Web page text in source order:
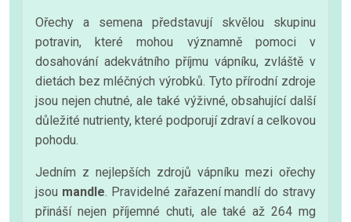
Ořechy a semena představují skvělou skupinu
potravin, které mohou významně pomoci v
dosahování adekvátního příjmu vápníku, zvláště v
dietách bez mléčných výrobků. Tyto přírodní zdroje
jsou nejen chutné, ale také výživné, obsahující další
důležité nutrienty, které podporují zdraví a celkovou
pohodu.
Jedním z nejlepších zdrojů vápníku mezi ořechy
jsou mandle. Pravidelné zařazení mandlí do stravy
přináší nejen příjemné chuti, ale také až 264 mg